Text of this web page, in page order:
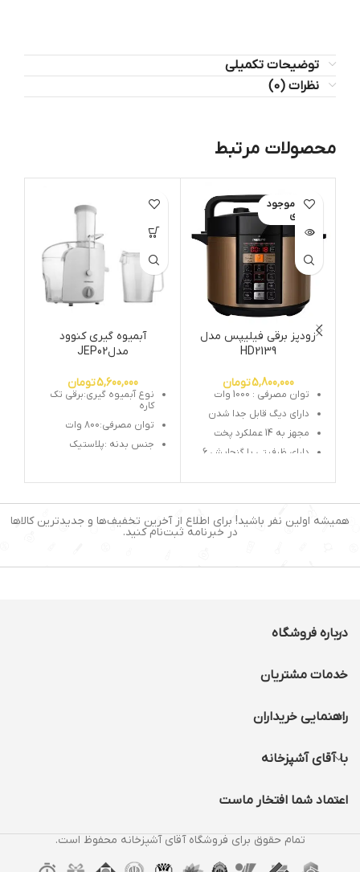
توضیحات تکمیلی
نظرات (0)
محصولات مرتبط
اتمام موجود
ی
زودپز برقی فیلیپس مدل
HD2139
5,800,000تومان
توان مصرفی : 1000 وات
دارای دیگ قابل جدا شدن
مجهز به 14 عملکرد پخت
دارای ظرفیتی با گنجایش 6
دارای عملکرد گرم نگهداری تا
دارای صفحه نمایش بزرگ
دیجیتالی LCD
آبمیوه گیری کنوود
مدلJEP02
5,600,000تومان
نوع آبمیوه گیری:برقی تک
کاره
توان مصرفی:800 وات
جنس بدنه :پلاستیک
تعداد تنظیمات سرعت
همیشه اولین نفر باشید! برای اطلاع از آخرین تخفیف‌ها و جدیدترین کالاها
در خبرنامه ثبت‌نام کنید.
درباره فروشگاه
خدمات مشتریان
راهنمایی خریداران
با آقای آشپزخانه
اعتماد شما افتخار ماست
تمام حقوق برای فروشگاه آقای آشپزخانه محفوظ است.